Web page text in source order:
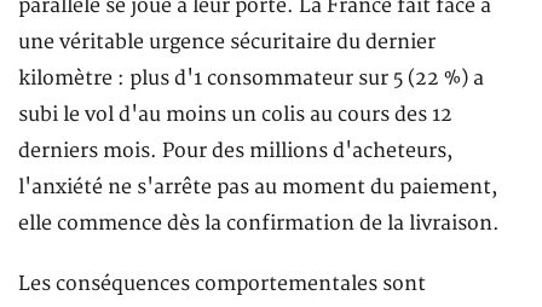
parallèle se joue à leur porte. La France fait face à
une véritable urgence sécuritaire du dernier
kilomètre : plus d'1 consommateur sur 5 (22 %) a
subi le vol d'au moins un colis au cours des 12
derniers mois. Pour des millions d'acheteurs,
l'anxiété ne s'arrête pas au moment du paiement,
elle commence dès la confirmation de la livraison.
Les conséquences comportementales sont